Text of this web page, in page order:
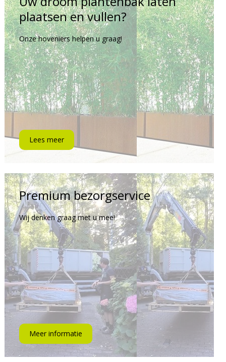
plaatsen en vullen?
Onze hoveniers helpen u graag!
Lees meer
Premium bezorgservice
Wij denken graag met u mee!
Meer informatie